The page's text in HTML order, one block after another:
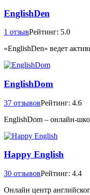
EnglishDen
1 отзывРейтинг: 5.0
«EnglishDen» ведет
EnglishDom
37 отзывовРейтинг: 4.6
EnglishDom – онлайн-
Happy English
30 отзывовРейтинг: 4.4
Онлайн центр